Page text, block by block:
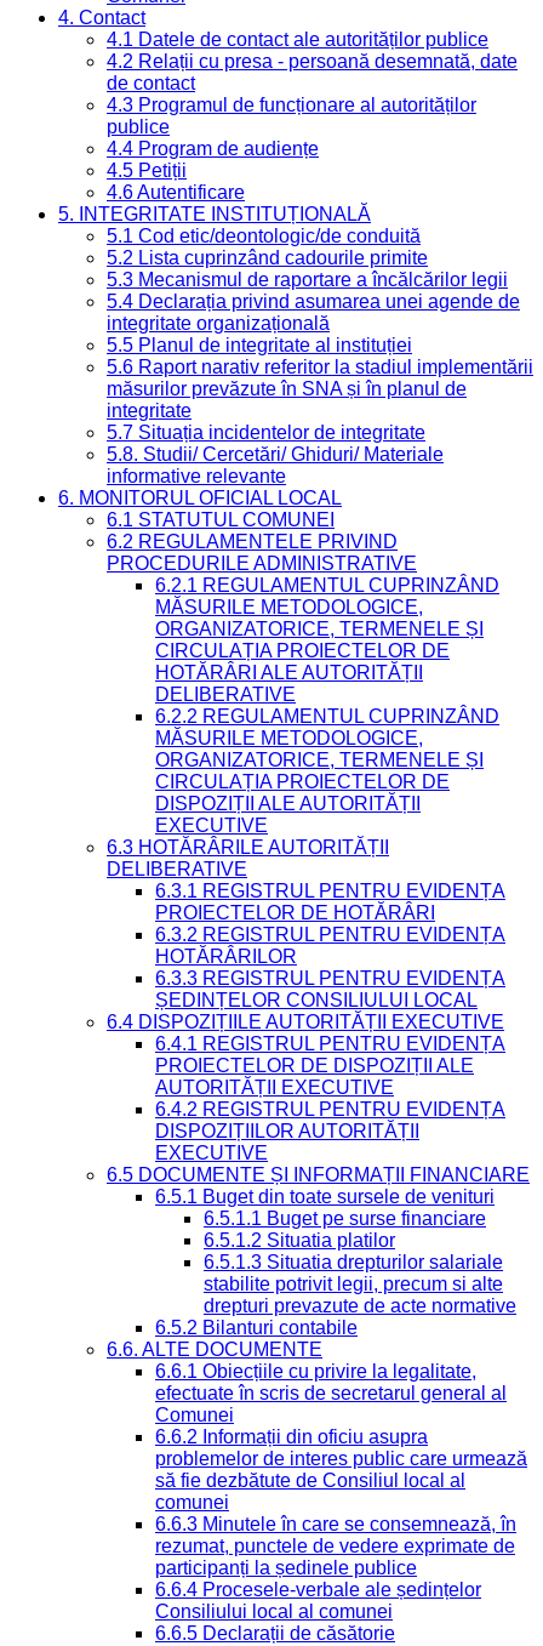
4. Contact
4.1 Datele de contact ale autorităților publice
4.2 Relații cu presa - persoană desemnată, date
de contact
4.3 Programul de funcționare al autorităților
publice
4.4 Program de audiențe
4.5 Petiții
4.6 Autentificare
5. INTEGRITATE INSTITUȚIONALĂ
5.1 Cod etic/deontologic/de conduită
5.2 Lista cuprinzând cadourile primite
5.3 Mecanismul de raportare a încălcărilor legii
5.4 Declarația privind asumarea unei agende de
integritate organizațională
5.5 Planul de integritate al instituției
5.6 Raport narativ referitor la stadiul implementării
măsurilor prevăzute în SNA și în planul de
integritate
5.7 Situația incidentelor de integritate
5.8. Studii/ Cercetări/ Ghiduri/ Materiale
informative relevante
6. MONITORUL OFICIAL LOCAL
6.1 STATUTUL COMUNEI
6.2 REGULAMENTELE PRIVIND
PROCEDURILE ADMINISTRATIVE
6.2.1 REGULAMENTUL CUPRINZÂND
MĂSURILE METODOLOGICE,
ORGANIZATORICE, TERMENELE ȘI
CIRCULAȚIA PROIECTELOR DE
HOTĂRÂRI ALE AUTORITĂȚII
DELIBERATIVE
6.2.2 REGULAMENTUL CUPRINZÂND
MĂSURILE METODOLOGICE,
ORGANIZATORICE, TERMENELE ȘI
CIRCULAȚIA PROIECTELOR DE
DISPOZIȚII ALE AUTORITĂȚII
EXECUTIVE
6.3 HOTĂRÂRILE AUTORITĂȚII
DELIBERATIVE
6.3.1 REGISTRUL PENTRU EVIDENȚA
PROIECTELOR DE HOTĂRÂRI
6.3.2 REGISTRUL PENTRU EVIDENȚA
HOTĂRÂRILOR
6.3.3 REGISTRUL PENTRU EVIDENȚA
ȘEDINȚELOR CONSILIULUI LOCAL
6.4 DISPOZIȚIILE AUTORITĂȚII EXECUTIVE
6.4.1 REGISTRUL PENTRU EVIDENȚA
PROIECTELOR DE DISPOZIȚII ALE
AUTORITĂȚII EXECUTIVE
6.4.2 REGISTRUL PENTRU EVIDENȚA
DISPOZIȚIILOR AUTORITĂȚII
EXECUTIVE
6.5 DOCUMENTE ȘI INFORMAȚII FINANCIARE
6.5.1 Buget din toate sursele de venituri
6.5.1.1 Buget pe surse financiare
6.5.1.2 Situatia platilor
6.5.1.3 Situatia drepturilor salariale
stabilite potrivit legii, precum si alte
drepturi prevazute de acte normative
6.5.2 Bilanturi contabile
6.6. ALTE DOCUMENTE
6.6.1 Obiecțiile cu privire la legalitate,
efectuate în scris de secretarul general al
Comunei
6.6.2 Informații din oficiu asupra
problemelor de interes public care urmează
să fie dezbătute de Consiliul local al
comunei
6.6.3 Minutele în care se consemnează, în
rezumat, punctele de vedere exprimate de
participanți la ședinele publice
6.6.4 Procesele-verbale ale ședințelor
Consiliului local al comunei
6.6.5 Declarații de căsătorie